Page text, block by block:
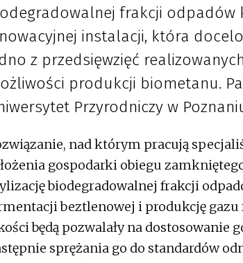
frakcji odpadów
instalacji, która
z przedsięwzięć
produkcji biometanu.
Przyrodniczy w
nad którym pracują
gospodarki obiegu
biodegradowalnej frakcji
beztlenowej i produkcję
będą pozwalały na dostosowanie
sprężania go do standardów